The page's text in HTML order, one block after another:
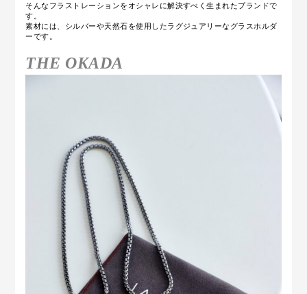
そんなフラストレーションをオシャレに解決すべく生まれたブランドで
す。
素材には、シルバーや天然石を使用したラグジュアリーなグラスホルダ
ーです。
THE OKADA